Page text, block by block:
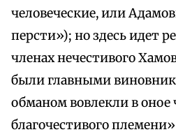
человеческие, или
персти»); но здесь идет
членах нечестивого
были главными
обманом вовлекли в оное
благочестивого